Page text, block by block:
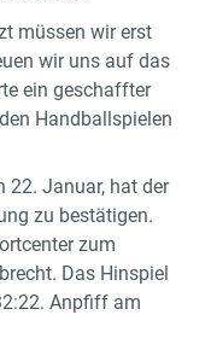
müssen wir erst
wir uns auf das
ein geschaffter
Handballspielen
22. Januar, hat der
zu bestätigen.
zum
Das Hinspiel
Anpfiff am